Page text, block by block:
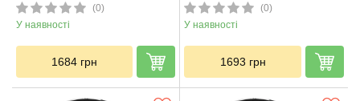
(0)
У наявності
1684 грн
(0)
У наявності
1693 грн